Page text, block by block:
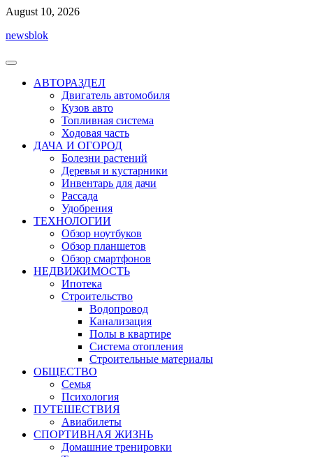
Перейти
содержимому
August 10, 2026
newsblok
АВТОРАЗДЕЛ
Двигатель автомобиля
Кузов авто
Топливная система
Ходовая часть
ДАЧА И ОГОРОД
Болезни растений
Деревья и кустарники
Инвентарь для дачи
Рассада
Удобрения
ТЕХНОЛОГИИ
Обзор ноутбуков
Обзор планшетов
Обзор смартфонов
НЕДВИЖИМОСТЬ
Ипотека
Строительство
Водопровод
Канализация
Полы в квартире
Система отопления
Строительные материалы
ОБЩЕСТВО
Семья
Психология
ПУТЕШЕСТВИЯ
Авиабилеты
СПОРТИВНАЯ ЖИЗНЬ
Домашние тренировки